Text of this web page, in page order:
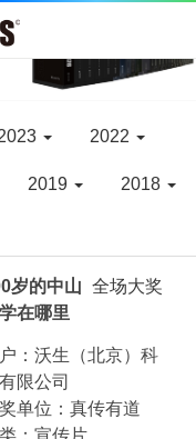
2022
2019 2018
全场大奖
岁的中山
在哪里
：沃生（北京）科
限公司
单位：真传有道